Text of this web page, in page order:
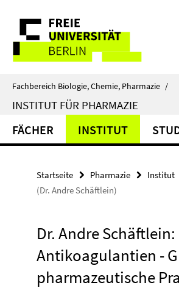
direkt
Inhalt
Service-
Navigation
Fachbereich Biologie, Chemie, Pharmazie /
INSTITUT FÜR PHARMAZIE
FÄCHER INSTITUT
Startseite Pharmazie Institut
(Dr. Andre Schäftlein)
Dr. Andre
Antikoagulantien -
pharmazeutische